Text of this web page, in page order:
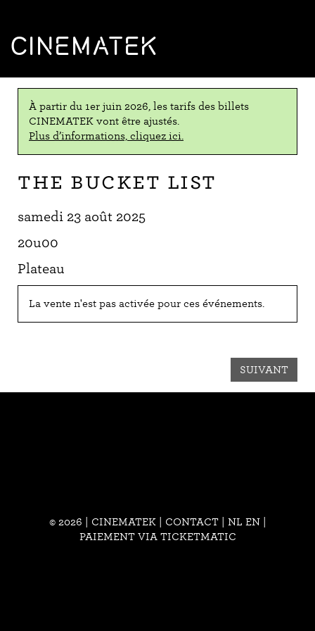
CINEMATEK
À partir du 1er juin 2026, les tarifs des billets
CINEMATEK vont être ajustés.
Plus d’informations, cliquez ici.
The Bucket List
samedi 23 août 2025
20u00
Plateau
La vente n'est pas activée pour ces événements.
SUIVANT
© 2026 | CINEMATEK | CONTACT| NL EN
PAIEMENT VIA TICKETMATIC